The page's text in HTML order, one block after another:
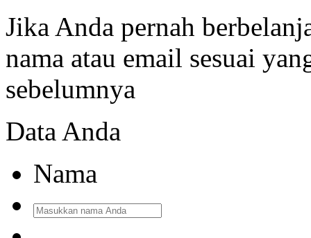
Jika Anda pernah
nama atau email sesuai
sebelumnya
Data Anda
Nama